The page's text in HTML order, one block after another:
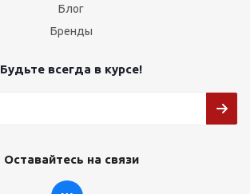
Блог
Бренды
Будьте всегда в курсе!
Оставайтесь на связи